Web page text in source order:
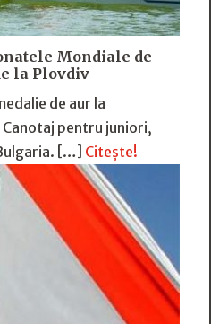
Mondiale de
la Plovdiv
de aur la
pentru juniori,
[…] Citește!